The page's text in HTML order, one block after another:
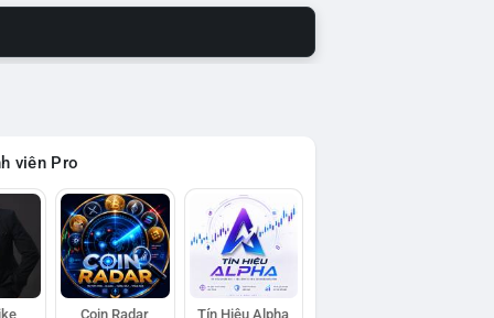
viên Pro
Coin Radar Tín Hiệu Alpha